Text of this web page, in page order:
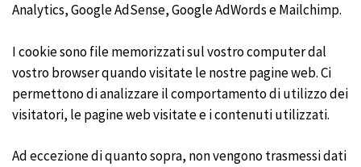
Analytics, Google AdSense, Google AdWords e Mailchimp.
I cookie sono file memorizzati sul vostro computer dal
vostro browser quando visitate le nostre pagine web. Ci
permettono di analizzare il comportamento di utilizzo dei
visitatori, le pagine web visitate e i contenuti utilizzati.
Ad eccezione di quanto sopra, non vengono trasmessi dati